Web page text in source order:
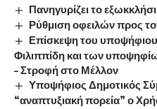
Πανηγυρίζει το
Ρύθμιση οφειλών προς
Επίσκεψη του
Φιλιππίδη και των
– Στροφή στο Μέλλον
Υποψήφιος Δημοτικός
“αναπτυξιακή πορεία” ο